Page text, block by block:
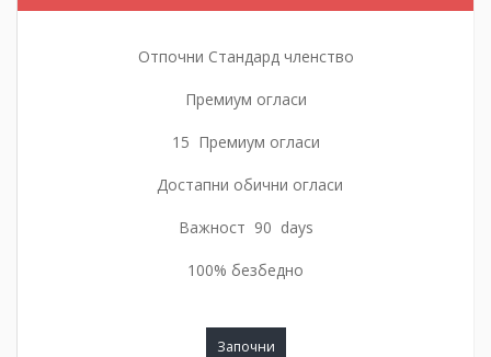
Отпочни Стандард членство
Премиум огласи
15 Премиум огласи
Достапни обични огласи
Важност 90 days
100% безбедно
Започни